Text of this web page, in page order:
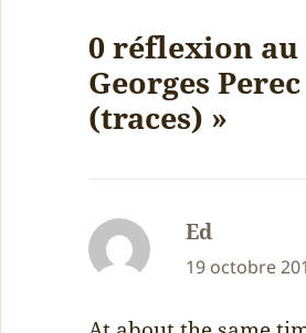
0 réflexion au
Georges
(traces) »
Ed
19 octobre